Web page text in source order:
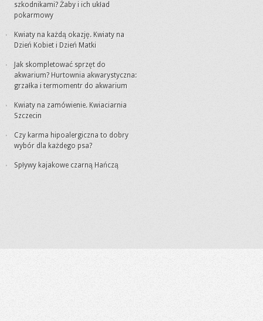
szkodnikami? Żaby i ich układ
pokarmowy
Kwiaty na każdą okazję. Kwiaty na
Dzień Kobiet i Dzień Matki
Jak skompletować sprzęt do
akwarium? Hurtownia akwarystyczna:
grzałka i termomentr do akwarium
Kwiaty na zamówienie. Kwiaciarnia
Szczecin
Czy karma hipoalergiczna to dobry
wybór dla każdego psa?
Spływy kajakowe czarną Hańczą